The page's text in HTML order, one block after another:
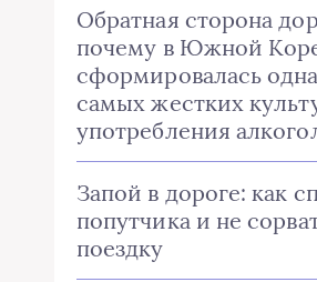
Обратная сторона
почему в Южной
сформировалась
самых жестких
употребления
Запой в дороге: как
попутчика и не
поездку